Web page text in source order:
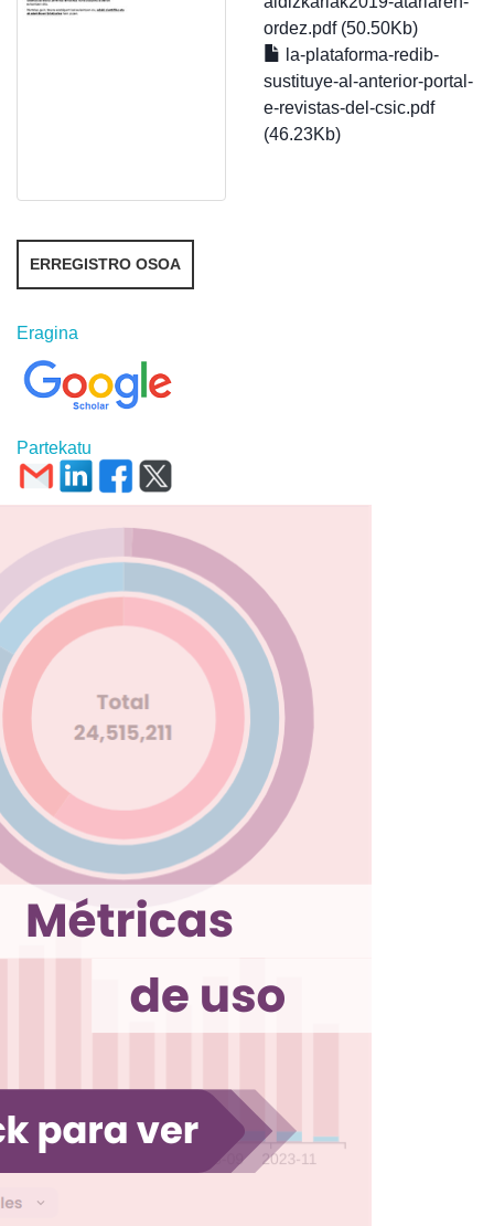
ordez.pdf (50.50Kb)
la-plataforma-redib-
sustituye-al-anterior-portal-
e-revistas-del-csic.pdf
(46.23Kb)
ERREGISTRO OSOA
Eragina
Partekatu